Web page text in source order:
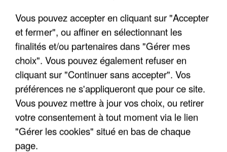
Taille maximum : 500 caractères
Votre CV
L'upload de fichier est limité à 2Mo pour les images et PDF et 5Mo pour les
audios.
Votre lettre de motivation
Vous pouvez accepter en cliquant sur "Accepter
et fermer", ou affiner en sélectionnant les
finalités et/ou partenaires dans "Gérer mes
choix". Vous pouvez également refuser en
cliquant sur "Continuer sans accepter". Vos
préférences ne s'appliqueront que pour ce site.
Vous pouvez mettre à jour vos choix, ou retirer
votre consentement à tout moment via le lien
"Gérer les cookies" situé en bas de chaque
page.